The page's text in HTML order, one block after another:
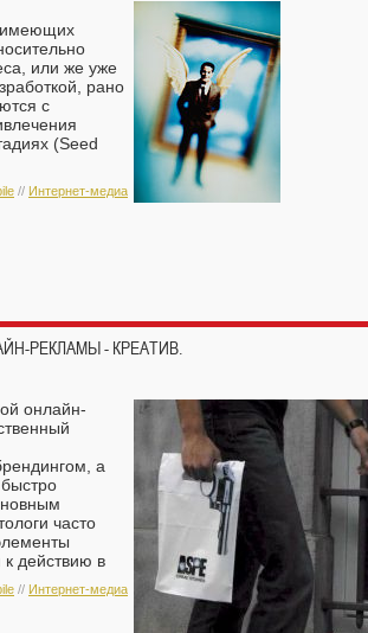
имеющих
или же уже
рано
с
(Seed
// Интернет-медиа
РЕКЛАМЫ - КРЕАТИВ.
онлайн-
а
часто
действию в
клиентов и,
у них
// Интернет-медиа